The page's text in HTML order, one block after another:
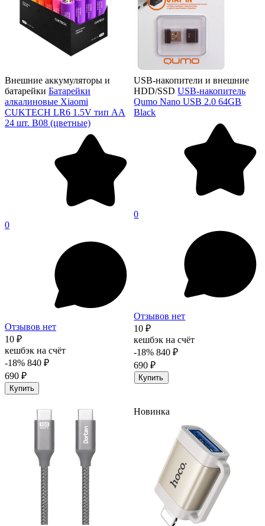
Внешние аккумуляторы и
батарейки Батарейки
алкалиновые Xiaomi
CUKTECH LR6 1.5V тип AA
24 шт. B08 (цветные)
0
Отзывов нет
10 ₽
кешбэк на счёт
-18% 840 ₽
690 ₽
Купить
USB-накопители и внешние
HDD/SSD USB-накопитель
Qumo Nano USB 2.0 64GB
Black
0
Отзывов нет
10 ₽
кешбэк на счёт
-18% 840 ₽
690 ₽
Купить
Новинка